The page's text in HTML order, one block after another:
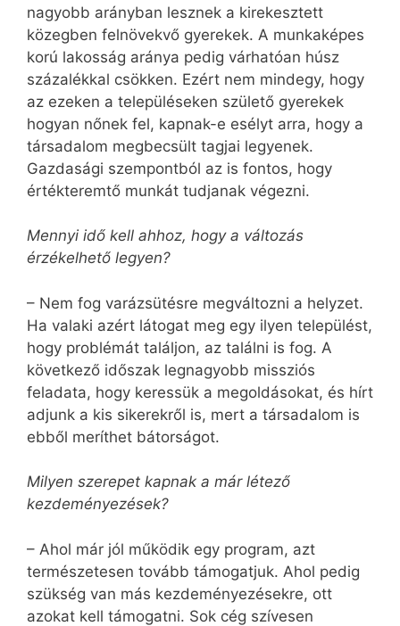
nagyobb arányban lesznek a kirekesztett
közegben felnövekvő gyerekek. A munkaképes
korú lakosság aránya pedig várhatóan húsz
százalékkal csökken. Ezért nem mindegy, hogy
az ezeken a településeken születő gyerekek
hogyan nőnek fel, kapnak-e esélyt arra, hogy a
társadalom megbecsült tagjai legyenek.
Gazdasági szempontból az is fontos, hogy
értékteremtő munkát tudjanak végezni.
Mennyi idő kell ahhoz, hogy a változás
érzékelhető legyen?
– Nem fog varázsütésre megváltozni a helyzet.
Ha valaki azért látogat meg egy ilyen települést,
hogy problémát találjon, az találni is fog. A
következő időszak legnagyobb missziós
feladata, hogy keressük a megoldásokat, és hírt
adjunk a kis sikerekről is, mert a társadalom is
ebből meríthet bátorságot.
Milyen szerepet kapnak a már létező
kezdeményezések?
– Ahol már jól működik egy program, azt
természetesen tovább támogatjuk. Ahol pedig
szükség van más kezdeményezésekre, ott
azokat kell támogatni. Sok cég szívesen